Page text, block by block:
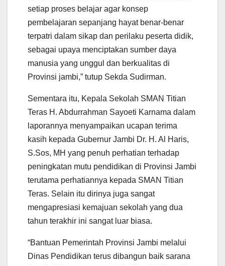
setiap proses belajar agar konsep
pembelajaran sepanjang hayat benar-benar
terpatri dalam sikap dan perilaku peserta didik,
sebagai upaya menciptakan sumber daya
manusia yang unggul dan berkualitas di
Provinsi jambi,” tutup Sekda Sudirman.
Sementara itu, Kepala Sekolah SMAN Titian
Teras H. Abdurrahman Sayoeti Karnama dalam
laporannya menyampaikan ucapan terima
kasih kepada Gubernur Jambi Dr. H. Al Haris,
S.Sos, MH yang penuh perhatian terhadap
peningkatan mutu pendidikan di Provinsi Jambi
terutama perhatiannya kepada SMAN Titian
Teras. Selain itu dirinya juga sangat
mengapresiasi kemajuan sekolah yang dua
tahun terakhir ini sangat luar biasa.
“Bantuan Pemerintah Provinsi Jambi melalui
Dinas Pendidikan terus dibangun baik sarana